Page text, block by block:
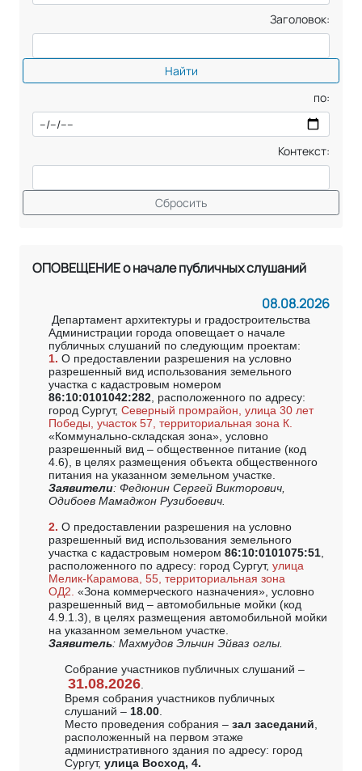
Заголовок:
Найти
по:
Контекст:
Сбросить
ОПОВЕЩЕНИЕ о начале публичных слушаний
08.08.2026
Департамент архитектуры и градостроительства
Администрации города оповещает о начале
публичных слушаний по следующим проектам:
1. О предоставлении разрешения на условно
разрешенный вид использования земельного
участка с кадастровым номером
86:10:0101042:282, расположенного по адресу:
город Сургут, Северный промрайон, улица 30 лет
Победы, участок 57, территориальная зона К.
«Коммунально-складская зона», условно
разрешенный вид – общественное питание (код
4.6), в целях размещения объекта общественного
питания на указанном земельном участке.
Заявители: Федюнин Сергей Викторович,
Одибоев Мамаджон Рузибоевич.
2. О предоставлении разрешения на условно
разрешенный вид использования земельного
участка с кадастровым номером 86:10:0101075:51,
расположенного по адресу: город Сургут, улица
Мелик-Карамова, 55, территориальная зона
ОД2. «Зона коммерческого назначения», условно
разрешенный вид – автомобильные мойки (код
4.9.1.3), в целях размещения автомобильной мойки
на указанном земельном участке.
Заявитель: Махмудов Эльчин Эйваз оглы.
Собрание участников публичных слушаний –
31.08.2026.
Время собрания участников публичных
слушаний – 18.00.
Место проведения собрания – зал заседаний,
расположенный на первом этаже
административного здания по адресу: город
Сургут, улица Восход, 4.